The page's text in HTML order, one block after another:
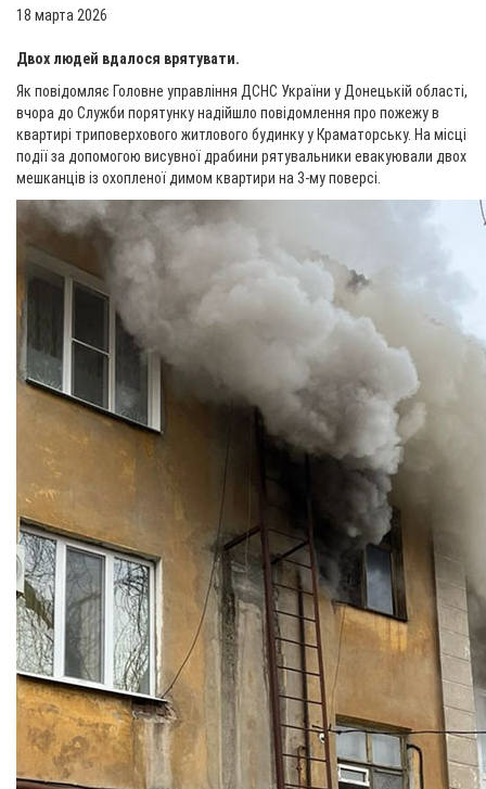
18 марта 2026
Двох людей вдалося врятувати.
Як повідомляє Головне управління ДСНС України у Донецькій області,
вчора до Служби порятунку надійшло повідомлення про пожежу в
квартирі триповерхового житлового будинку у Краматорську. На місці
події за допомогою висувної драбини рятувальники евакуювали двох
мешканців із охопленої димом квартири на 3-му поверсі.